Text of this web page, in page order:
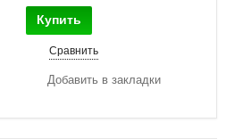
Купить
Сравнить
Добавить в закладки